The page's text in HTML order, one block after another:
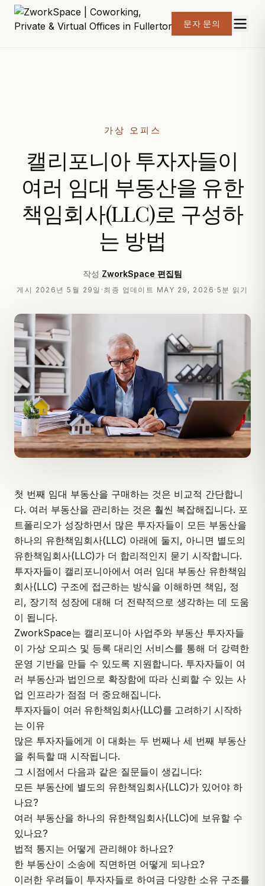
문자 문의
가상 오피스
캘리포니아 투자자들이
여러 임대 부동산을 유한
책임회사(LLC)로 구성하
는 방법
작성 ZworkSpace 편집팀
게시 2026년 5월 29일 · 최종 업데이트 MAY 29, 2026 · 5분 읽기
첫 번째 임대 부동산을 구매하는 것은 비교적 간단합니
다. 여러 부동산을 관리하는 것은 훨씬 복잡해집니다. 포
트폴리오가 성장하면서 많은 투자자들이 모든 부동산을
하나의 유한책임회사(LLC) 아래에 둘지, 아니면 별도의
유한책임회사(LLC)가 더 합리적인지 묻기 시작합니다.
투자자들이 캘리포니아에서 여러 임대 부동산 유한책임
회사(LLC) 구조에 접근하는 방식을 이해하면 책임, 정
리, 장기적 성장에 대해 더 전략적으로 생각하는 데 도움
이 됩니다.
ZworkSpace는 캘리포니아 사업주와 부동산 투자자들
이 가상 오피스 및 등록 대리인 서비스를 통해 더 강력한
운영 기반을 만들 수 있도록 지원합니다. 투자자들이 여
러 부동산과 법인으로 확장함에 따라 신뢰할 수 있는 사
업 인프라가 점점 더 중요해집니다.
투자자들이 여러 유한책임회사(LLC)를 고려하기 시작하
는 이유
많은 투자자들에게 이 대화는 두 번째나 세 번째 부동산
을 취득할 때 시작됩니다.
그 시점에서 다음과 같은 질문들이 생깁니다:
모든 부동산에 별도의 유한책임회사(LLC)가 있어야 하
나요?
여러 부동산을 하나의 유한책임회사(LLC)에 보유할 수
있나요?
법적 통지는 어떻게 관리해야 하나요?
한 부동산이 소송에 직면하면 어떻게 되나요?
이러한 우려들이 투자자들로 하여금 다양한 소유 구조를